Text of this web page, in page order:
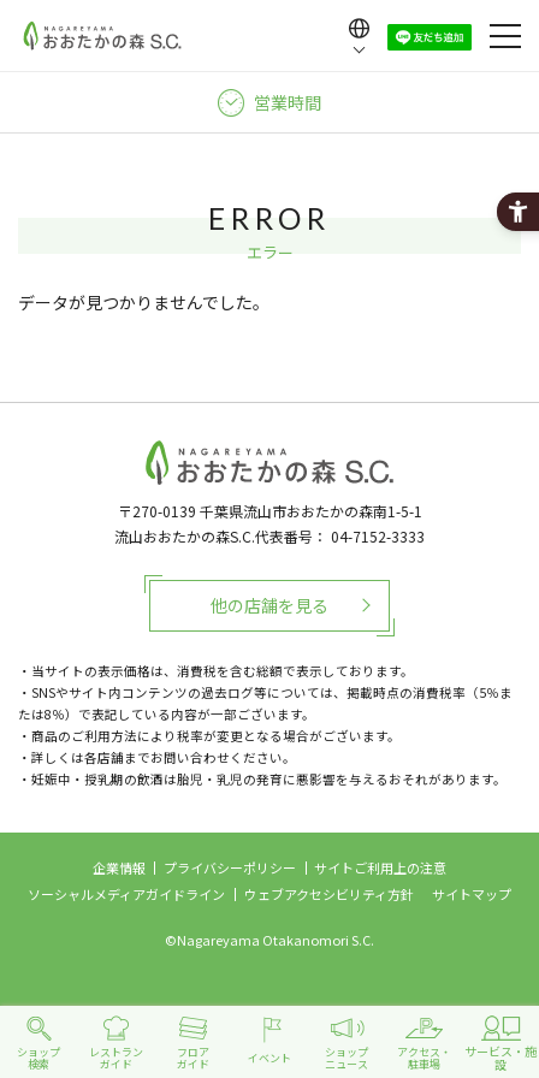
한국어
営業時間
ショップ
検索
レストラン
ガイド
フロア
ガイド イベント ショップ
ニュース
アクセス・
駐車場
サービス・施
設
ERROR
エラー
データが見つかりませんでした。
〒270-0139 千葉県流山市おおたかの森南1-5-1
流山おおたかの森S.C.代表番号： 04-7152-3333
・当サイトの表示価格は、消費税を含む総額で表示しております。
・SNSやサイト内コンテンツの過去ログ等については、掲載時点の消費税率（5％ま
たは8％）で表記している内容が一部ございます。
・商品のご利用方法により税率が変更となる場合がございます。
・詳しくは各店舗までお問い合わせください。
・妊娠中・授乳期の飲酒は胎児・乳児の発育に悪影響を与えるおそれがあります。
他の店舗を見る
企業情報 プライバシーポリシー
サイトご利用上の注意
ソーシャルメディアガイドライン
ウェブアクセシビリティ方針 サイトマップ
©Nagareyama Otakanomori S.C.